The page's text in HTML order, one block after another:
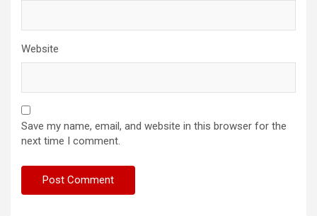
Website
Save my name, email, and website in this browser for the
next time I comment.